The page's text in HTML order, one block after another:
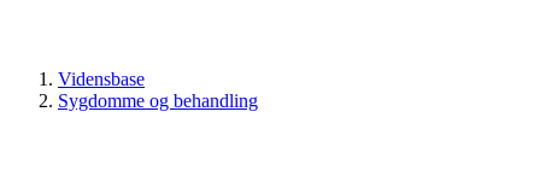
Vidensbase
Sygdomme og behandling